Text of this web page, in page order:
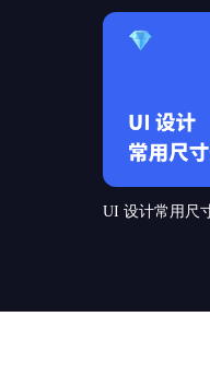
UI 设计常用尺